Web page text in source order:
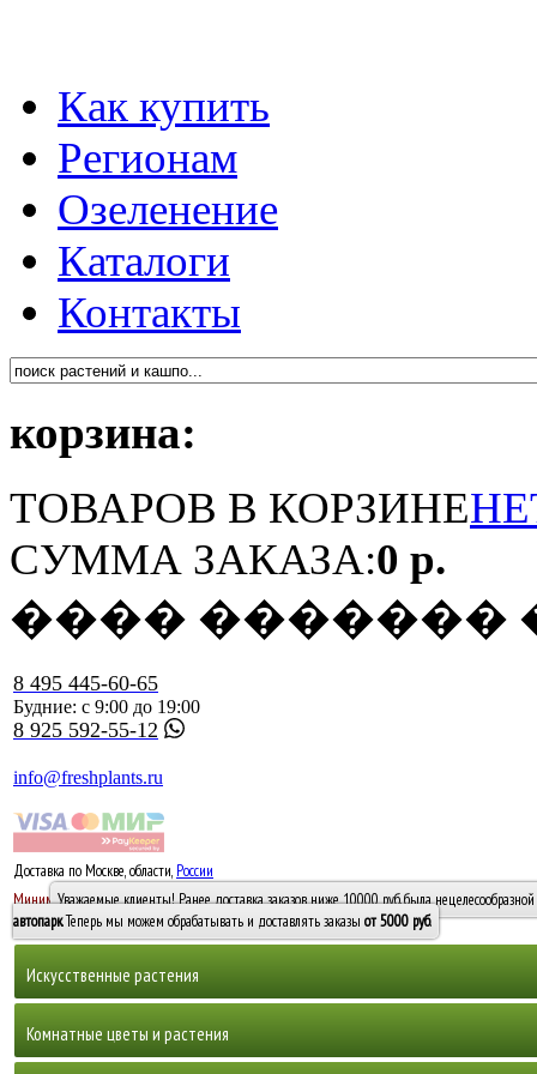
Как купить
Регионам
Озеленение
Каталоги
Контакты
корзина:
ТОВАРОВ В КОРЗИНЕ
СУММА ЗАКАЗА:0 р.
���� �������
8 495 445-60-65
Будние: с 9:00 до 19:00
8 925 592-55-12
info@freshplants.ru
Доставка по Москве, области, России
Минимальный заказ -10 0005000 руб.
Уважаемые клиенты! Ранее доставка заказов ниже 10000 руб. была
автопарк. Теперь мы можем обрабатывать и доставлять заказы от 5000 руб.
Искусственные растения
Горшечные растения, кусты и мох
Комнатные цветы и растения